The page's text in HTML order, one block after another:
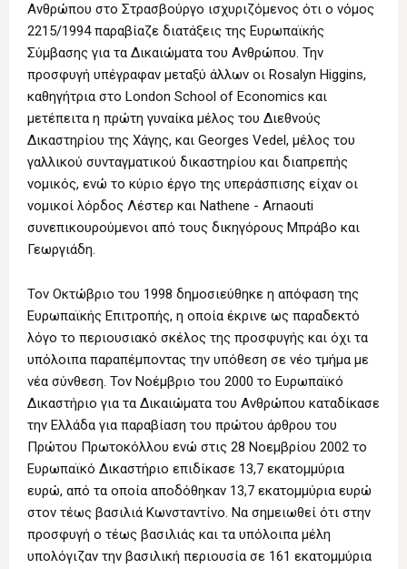
Ανθρώπου στο Στρασβούργο ισχυριζόμενος ότι ο νόμος
2215/1994 παραβίαζε διατάξεις της Ευρωπαϊκής
Σύμβασης για τα Δικαιώματα του Ανθρώπου. Την
προσφυγή υπέγραφαν μεταξύ άλλων οι Rosalyn Higgins,
καθηγήτρια στο London School of Economics και
μετέπειτα η πρώτη γυναίκα μέλος του Διεθνούς
Δικαστηρίου της Χάγης, και Georges Vedel, μέλος του
γαλλικού συνταγματικού δικαστηρίου και διαπρεπής
νομικός, ενώ το κύριο έργο της υπεράσπισης είχαν οι
νομικοί λόρδος Λέστερ και Nathene - Arnaouti
συνεπικουρούμενοι από τους δικηγόρους Μπράβο και
Γεωργιάδη.
Τον Οκτώβριο του 1998 δημοσιεύθηκε η απόφαση της
Ευρωπαϊκής Επιτροπής, η οποία έκρινε ως παραδεκτό
λόγο το περιουσιακό σκέλος της προσφυγής και όχι τα
υπόλοιπα παραπέμποντας την υπόθεση σε νέο τμήμα με
νέα σύνθεση. Τον Νοέμβριο του 2000 το Ευρωπαϊκό
Δικαστήριο για τα Δικαιώματα του Ανθρώπου καταδίκασε
την Ελλάδα για παραβίαση του πρώτου άρθρου του
Πρώτου Πρωτοκόλλου ενώ στις 28 Νοεμβρίου 2002 το
Ευρωπαϊκό Δικαστήριο επιδίκασε 13,7 εκατομμύρια
ευρώ, από τα οποία αποδόθηκαν 13,7 εκατομμύρια ευρώ
στον τέως βασιλιά Κωνσταντίνο. Να σημειωθεί ότι στην
προσφυγή ο τέως βασιλιάς και τα υπόλοιπα μέλη
υπολόγιζαν την βασιλική περιουσία σε 161 εκατομμύρια